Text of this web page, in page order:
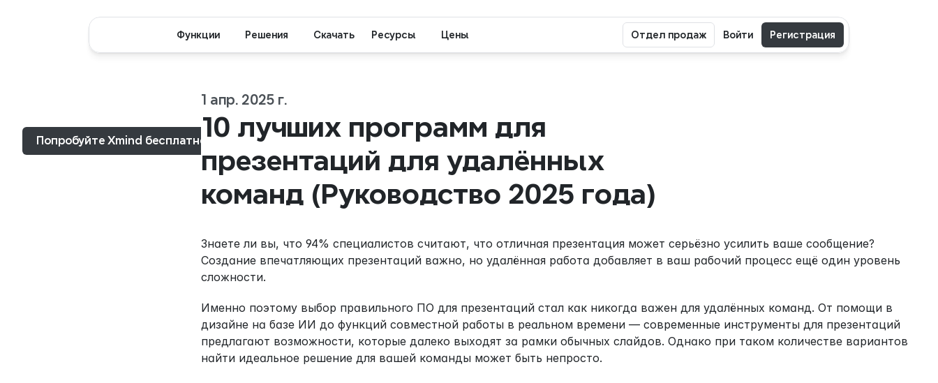
Попробуйте Xmind бесплатно
1 апр. 2025 г.
10 лучших программ для
презентаций для удалённых
команд (Руководство 2025 года)
Знаете ли вы, что 94% специалистов считают, что отличная презентация может серьёзно усилить ваше сообщение?
Создание впечатляющих презентаций важно, но удалённая работа добавляет в ваш рабочий процесс ещё один уровень
сложности.
Именно поэтому выбор правильного ПО для презентаций стал как никогда важен для удалённых команд. От помощи в
дизайне на базе ИИ до функций совместной работы в реальном времени — современные инструменты для презентаций
предлагают возможности, которые далеко выходят за рамки обычных слайдов. Однако при таком количестве вариантов
найти идеальное решение для вашей команды может быть непросто.
Функции Решения Скачать Ресурсы Цены Отдел продаж Войти Регистрация